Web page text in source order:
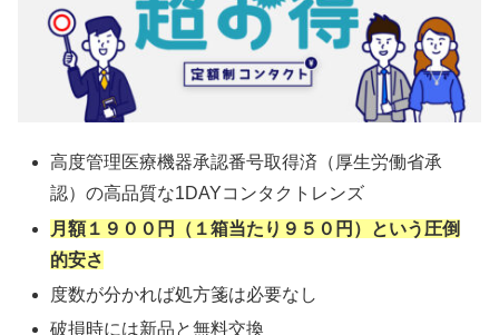
高度管理医療機器承認番号取得済（厚生労働省承
認）の高品質な1DAYコンタクトレンズ
月額１９００円（１箱当たり９５０円）という圧倒
的安さ
度数が分かれば処方箋は必要なし
破損時には新品と無料交換